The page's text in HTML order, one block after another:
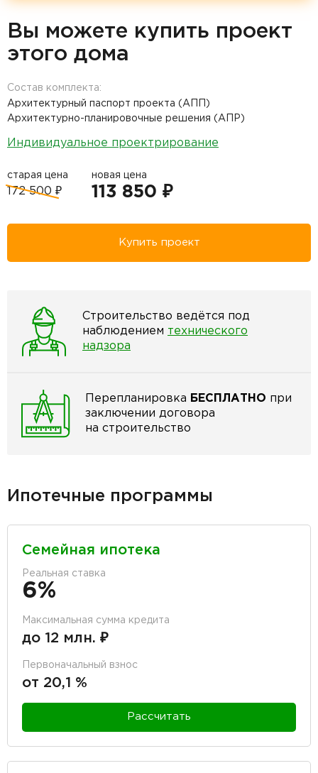
Вы можете купить проект
этого дома
Состав комплекта:
Архитектурный паспорт проекта (АПП)
Архитектурно-планировочные решения (АПР)
Индивидуальное проектрирование
старая цена
172 500 ₽
новая цена
113 850 ₽
Купить проект
Строительство ведётся под
наблюдением технического
надзора
Перепланировка БЕСПЛАТНО при
заключении договора
на строительство
Ипотечные программы
Семейная ипотека
Реальная ставка
6%
Максимальная сумма кредита
до 12 млн. ₽
Первоначальный взнос
от 20,1 %
Рассчитать